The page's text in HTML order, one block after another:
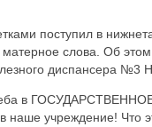
поступил в
слова. Об
диспансера №3
в ГОСУДАРСТВЕННОЕ
наше учреждение! Что